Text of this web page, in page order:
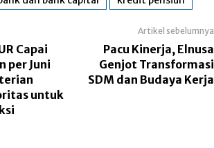
Capai
per Juni
untuk
Artikel sebelumnya
Pacu Kinerja, Elnusa
Genjot Transformasi
SDM dan Budaya Kerja